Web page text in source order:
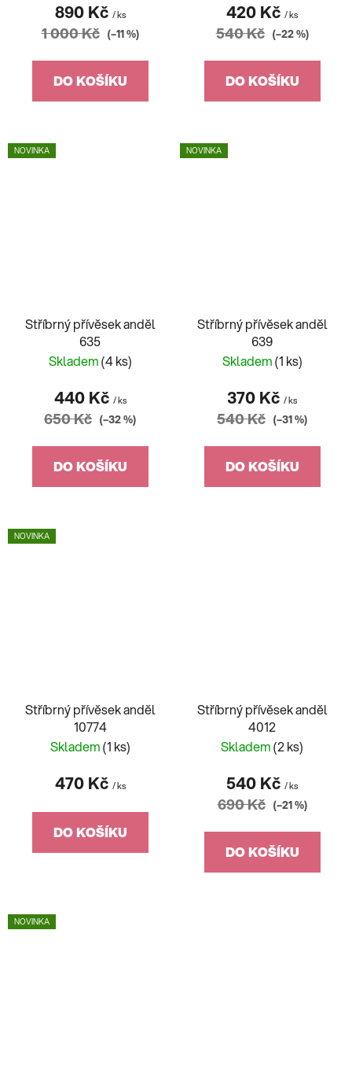
890 Kč / ks
1 000 Kč (–11 %)
DO KOŠÍKU
420 Kč / ks
540 Kč (–22 %)
DO KOŠÍKU
NOVINKA
Stříbrný přívěsek anděl
635
Skladem(4 ks)
440 Kč / ks
650 Kč (–32 %)
DO KOŠÍKU
NOVINKA
Stříbrný přívěsek anděl
639
Skladem(1 ks)
370 Kč / ks
540 Kč (–31 %)
DO KOŠÍKU
NOVINKA
Stříbrný přívěsek anděl
10774
Skladem(1 ks)
470 Kč / ks
DO KOŠÍKU
Stříbrný přívěsek anděl
4012
Skladem(2 ks)
540 Kč / ks
690 Kč (–21 %)
DO KOŠÍKU
NOVINKA